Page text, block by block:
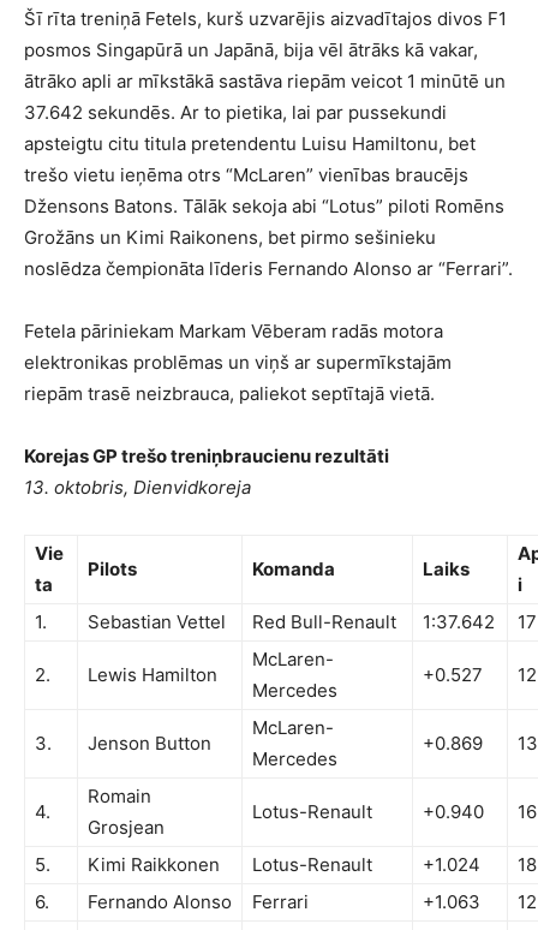
Šī rīta treniņā Fetels, kurš uzvarējis aizvadītajos divos F1
posmos Singapūrā un Japānā, bija vēl ātrāks kā vakar,
ātrāko apli ar mīkstākā sastāva riepām veicot 1 minūtē un
37.642 sekundēs. Ar to pietika, lai par pussekundi
apsteigtu citu titula pretendentu Luisu Hamiltonu, bet
trešo vietu ieņēma otrs “McLaren” vienības braucējs
Džensons Batons. Tālāk sekoja abi “Lotus” piloti Romēns
Grožāns un Kimi Raikonens, bet pirmo sešinieku
noslēdza čempionāta līderis Fernando Alonso ar “Ferrari”.
Fetela pāriniekam Markam Vēberam radās motora
elektronikas problēmas un viņš ar supermīkstajām
riepām trasē neizbrauca, paliekot septītajā vietā.
Korejas GP trešo treniņbraucienu rezultāti
13. oktobris, Dienvidkoreja
Vie
ta
Pilots Komanda Laiks
i
1.
Sebastian Vettel Red Bull-Renault 1:37.642 17
2. Lewis Hamilton
McLaren-
Mercedes
+0.527 12
3. Jenson Button
McLaren-
Mercedes
+0.869 13
4.
Romain
Grosjean
Lotus-Renault +0.940 16
5. Kimi Raikkonen Lotus-Renault +1.024
18
6.
Fernando Alonso Ferrari +1.063
12